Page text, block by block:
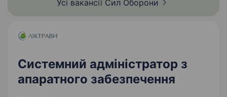
Усі вакансії Сил Оборони
Системний адміністратор з
апаратного забезпечення